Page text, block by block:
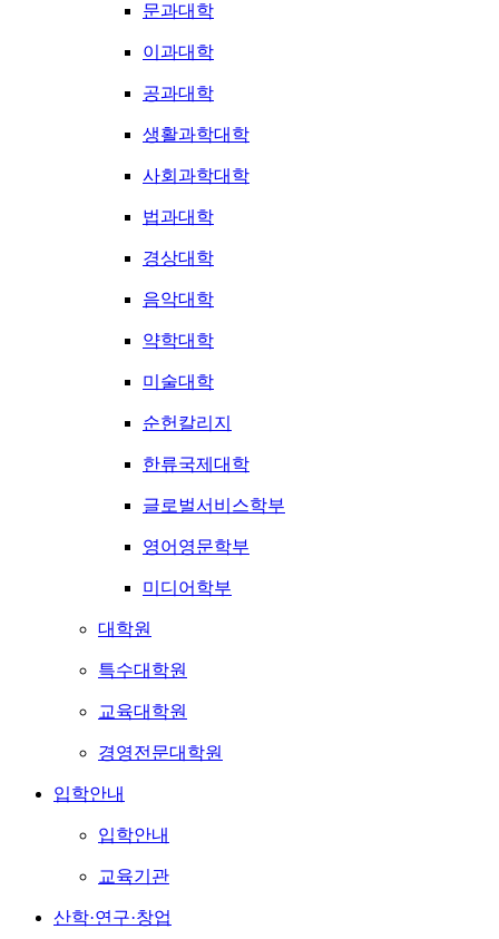
문과대학
이과대학
공과대학
생활과학대학
사회과학대학
법과대학
경상대학
음악대학
약학대학
미술대학
순헌칼리지
한류국제대학
글로벌서비스학부
영어영문학부
미디어학부
대학원
특수대학원
교육대학원
경영전문대학원
입학안내
입학안내
교육기관
산학·연구·창업